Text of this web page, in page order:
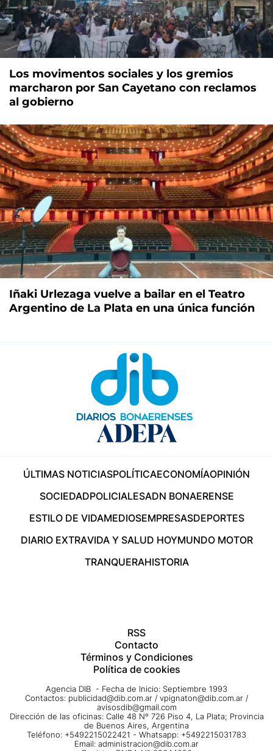
Los movimentos sociales y los gremios
marcharon por San Cayetano con reclamos
al gobierno
Iñaki Urlezaga vuelve a bailar en el Teatro
Argentino de La Plata en una única función
ÚLTIMAS NOTICIASPOLÍTICAECONOMÍAOPINIÓN
SOCIEDADPOLICIALESADN BONAERENSE
ESTILO DE VIDAMEDIOSEMPRESASDEPORTES
DIARIO EXTRAVIDA Y SALUD HOYMUNDO MOTOR
TRANQUERAHISTORIA
RSS
Contacto
Términos y Condiciones
Política de cookies
Agencia DIB - Fecha de Inicio: Septiembre 1993
Contactos: publicidad@dib.com.ar / vpignaton@dib.com.ar /
avisosdib@gmail.com
Dirección de las oficinas: Calle 48 Nº 726 Piso 4, La Plata; Provincia
de Buenos Aires, Argentina
Teléfono: +5492215022421 - Whatsapp: +5492215031783
Email: administracion@dib.com.ar